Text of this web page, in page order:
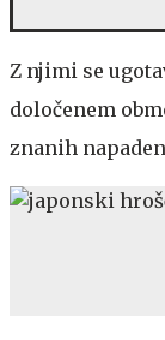
Z njimi se
določenem
znanih